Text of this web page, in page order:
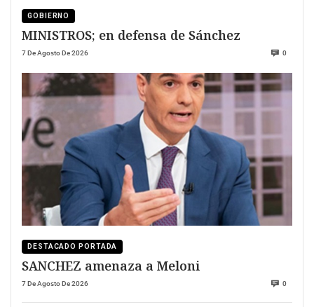
GOBIERNO
MINISTROS; en defensa de Sánchez
7 De Agosto De 2026 0
DESTACADO PORTADA
SANCHEZ amenaza a Meloni
7 De Agosto De 2026 0